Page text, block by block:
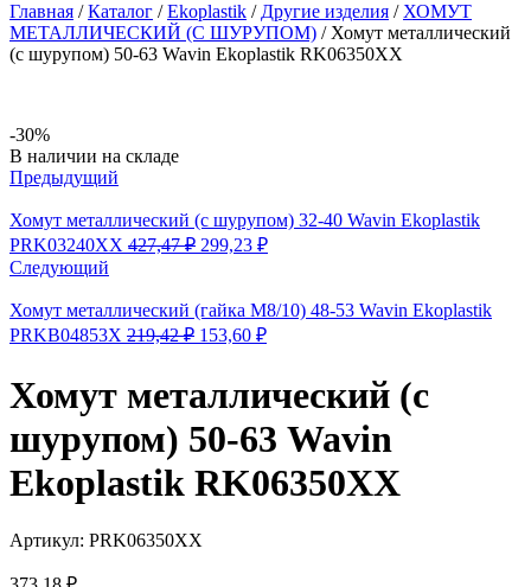
Главная /Каталог /Ekoplastik /Другие изделия /ХОМУТ
МЕТАЛЛИЧЕСКИЙ (С ШУРУПОМ) /Хомут металлический
(с шурупом) 50-63 Wavin Ekoplastik RK06350XX
-30%
Availability:
В наличии на складе
Предыдущий
Хомут металлический (с шурупом) 32-40 Wavin Ekoplastik
PRK03240XX 427,47₽ Первоначальная
427,47 ₽.
299,23 ₽Текущая
Следующий
Хомут металлический (гайка M8/10) 48-53 Wavin Ekoplastik
PRKB04853X 219,42₽ Первоначальная
219,42 ₽.
153,60 ₽Текущая
Хомут металлический (с
шурупом) 50-63 Wavin
Ekoplastik RK06350XX
Артикул: PRK06350XX